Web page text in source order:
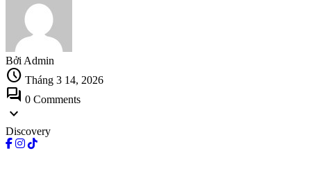
Bởi Admin
schedule Tháng 3 14, 2026
forum 0 Comments
expand_more
Discovery